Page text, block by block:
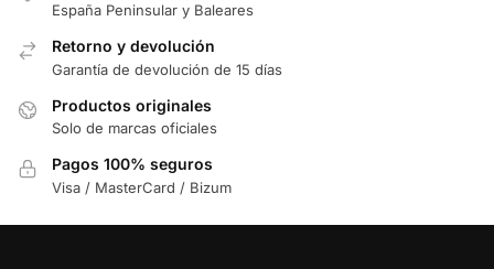
España Peninsular y Baleares
Retorno y devolución
Garantía de devolución de 15 días
Productos originales
Solo de marcas oficiales
Pagos 100% seguros
Visa / MasterCard / Bizum